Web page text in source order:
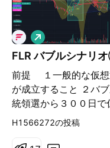
FLR バブルシナリ
前提 １一般的な仮想
が成立すること ２バ
統領選から３００日で
がインターミディエイ
説を立てたシナリオを
ロ
ン
グ
H1566272の投稿